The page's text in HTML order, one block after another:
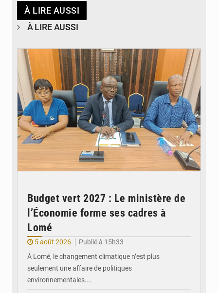
À LIRE AUSSI
À LIRE AUSSI
Budget vert 2027 : Le ministère de
l’Économie forme ses cadres à
Lomé
5 août 2026
Publié à 15h33
À Lomé, le changement climatique n’est plus
seulement une affaire de politiques
environnementales.…